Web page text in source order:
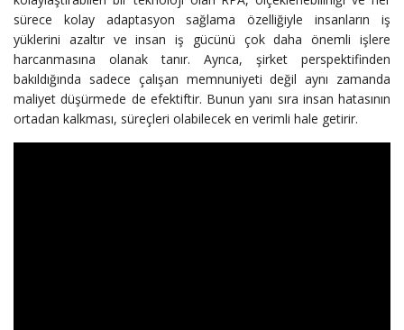
sürece kolay adaptasyon sağlama özelliğiyle insanların iş
yüklerini azaltır ve insan iş gücünü çok daha önemli işlere
harcanmasına olanak tanır. Ayrıca, şirket perspektifinden
bakıldığında sadece çalışan memnuniyeti değil aynı zamanda
maliyet düşürmede de efektiftir. Bunun yanı sıra insan hatasının
ortadan kalkması, süreçleri olabilecek en verimli hale getirir.